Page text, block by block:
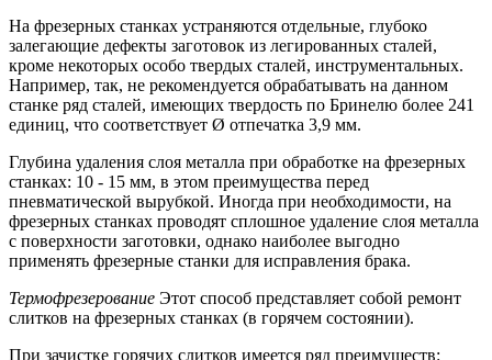
На фрезерных станках устраняются отдельные, глубоко
залегающие дефекты заготовок из легированных сталей,
кроме некоторых особо твердых сталей, инструментальных.
Например, так, не рекомендуется обрабатывать на данном
станке ряд сталей, имеющих твердость по Бринелю более 241
единиц, что соответствует Ø отпечатка 3,9 мм.
Глубина удаления слоя металла при обработке на фрезерных
станках: 10 - 15 мм, в этом преимущества перед
пневматической вырубкой. Иногда при необходимости, на
фрезерных станках проводят сплошное удаление слоя металла
с поверхности заготовки, однако наиболее выгодно
применять фрезерные станки для исправления брака.
Термофрезерование Этот способ представляет собой ремонт
слитков на фрезерных станках (в горячем состоянии).
При зачистке горячих слитков имеется ряд преимуществ: